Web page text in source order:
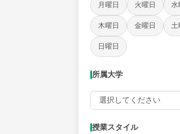
月曜日 火曜日 水
木曜日 金曜日 土
日曜日
所属大学
授業スタイル
社会 算数 理
時給：¥1,000 ～ ¥10,000
授業可能日
月曜日 火曜日